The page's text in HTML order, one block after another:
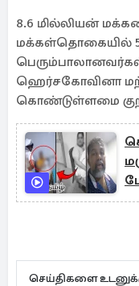
8.6 மில்லியன்
மக்கள்தொகையில்
ஹெர்சகோவினா
கொண்டுள்ளமை
செய்திகளை